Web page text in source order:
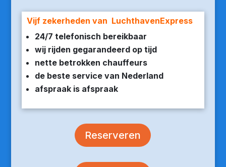
Vijf zekerheden van LuchthavenExpress
24/7 telefonisch bereikbaar
wij rijden gegarandeerd op tijd
nette betrokken chauffeurs
de beste service van Nederland
afspraak is afspraak
Reserveren